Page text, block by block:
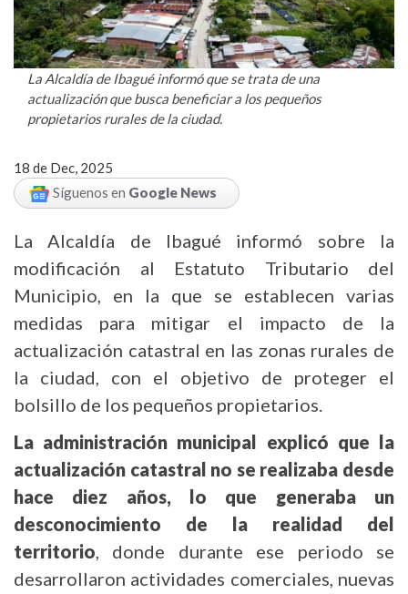
La Alcaldía de Ibagué informó que se trata de una
actualización que busca beneficiar a los pequeños
propietarios rurales de la ciudad.
18 de Dec, 2025
Síguenos en Google News
La Alcaldía de Ibagué informó sobre la
modificación al Estatuto Tributario del
Municipio, en la que se establecen varias
medidas para mitigar el impacto de la
actualización catastral en las zonas rurales de
la ciudad, con el objetivo de proteger el
bolsillo de los pequeños propietarios.
La administración municipal explicó que la
actualización catastral no se realizaba desde
hace diez años, lo que generaba un
desconocimiento de la realidad del
territorio, donde durante ese periodo se
desarrollaron actividades comerciales, nuevas